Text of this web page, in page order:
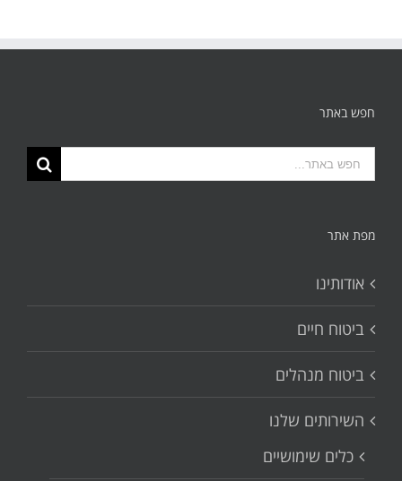
חפש באתר
תוצאות
החיפוש
מפת אתר
אודותינו
ביטוח חיים
ביטוח מנהלים
השירותים שלנו
כלים שימושיים